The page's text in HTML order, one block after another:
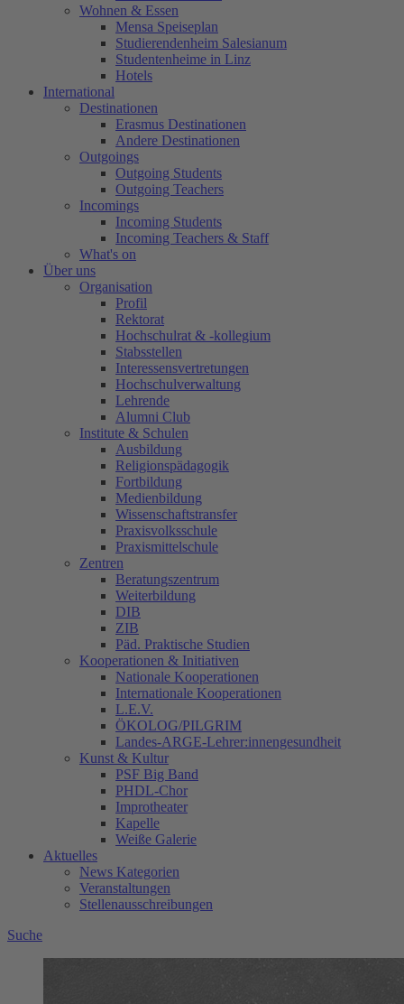
Wohnen & Essen
Mensa Speiseplan
Studierendenheim Salesianum
Studentenheime in Linz
Hotels
International
Destinationen
Erasmus Destinationen
Andere Destinationen
Outgoings
Outgoing Students
Outgoing Teachers
Incomings
Incoming Students
Incoming Teachers & Staff
What's on
Über uns
Organisation
Profil
Rektorat
Hochschulrat & -kollegium
Stabsstellen
Interessensvertretungen
Hochschulverwaltung
Lehrende
Alumni Club
Institute & Schulen
Ausbildung
Religionspädagogik
Fortbildung
Medienbildung
Wissenschaftstransfer
Praxisvolksschule
Praxismittelschule
Zentren
Beratungszentrum
Weiterbildung
DIB
ZIB
Päd. Praktische Studien
Kooperationen & Initiativen
Nationale Kooperationen
Internationale Kooperationen
L.E.V.
ÖKOLOG/PILGRIM
Landes-ARGE-Lehrer:innengesundheit
Kunst & Kultur
PSF Big Band
PHDL-Chor
Improtheater
Kapelle
Weiße Galerie
Aktuelles
News Kategorien
Veranstaltungen
Stellenausschreibungen
Suche